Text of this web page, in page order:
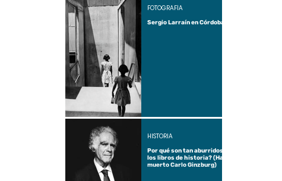
Sergio Larraín en Córdoba
FOTOGRAFÍA
Por qué son tan aburridos
los libros de historia? (Ha
muerto Carlo Ginzburg)
HISTORIA